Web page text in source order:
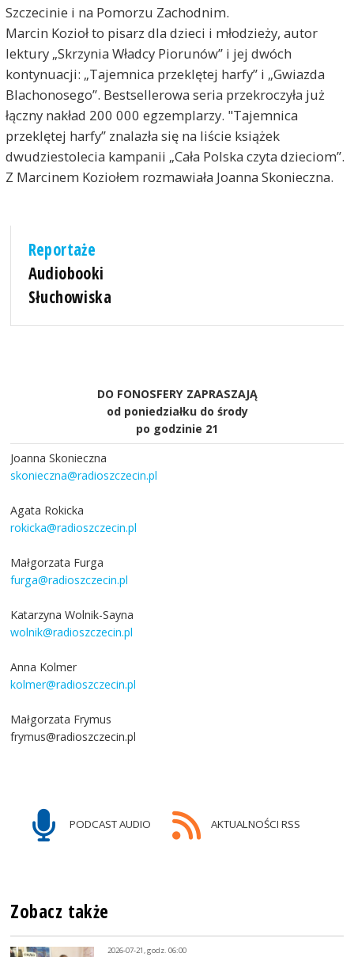
Szczecinie i na Pomorzu Zachodnim.
Marcin Kozioł to pisarz dla dzieci i młodzieży, autor
lektury „Skrzynia Władcy Piorunów” i jej dwóch
kontynuacji: „Tajemnica przeklętej harfy” i „Gwiazda
Blachonosego”. Bestsellerowa seria przekroczyła już
łączny nakład 200 000 egzemplarzy. "Tajemnica
przeklętej harfy” znalazła się na liście książek
dwudziestolecia kampanii „Cała Polska czyta dzieciom”.
Z Marcinem Koziołem rozmawiała Joanna Skonieczna.
Reportaże
Audiobooki
Słuchowiska
DO FONOSFERY ZAPRASZAJĄ
od poniedziałku do środy
po godzinie 21
Joanna Skonieczna
skonieczna@radioszczecin.pl
Agata Rokicka
rokicka@radioszczecin.pl
Małgorzata Furga
furga@radioszczecin.pl
Katarzyna Wolnik-Sayna
wolnik@radioszczecin.pl
Anna Kolmer
kolmer@radioszczecin.pl
Małgorzata Frymus
frymus@radioszczecin.pl
PODCAST AUDIO AKTUALNOŚCI RSS
Zobacz także
2026-07-21, godz. 06:00